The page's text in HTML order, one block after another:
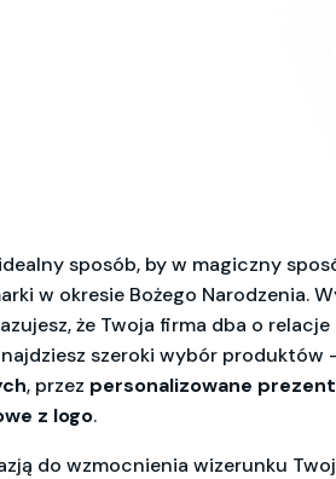
sposób, by w magiczny
w okresie Bożego Narodzenia.
że Twoja firma dba o
szeroki wybór produktów
, przez personalizowane
z logo.
do wzmocnienia wizerunku